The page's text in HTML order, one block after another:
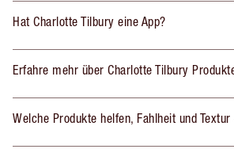
Hat Charlotte Tilbury eine App?
Erfahre mehr über Charlotte Tilbury
Welche Produkte helfen, Fahlheit und